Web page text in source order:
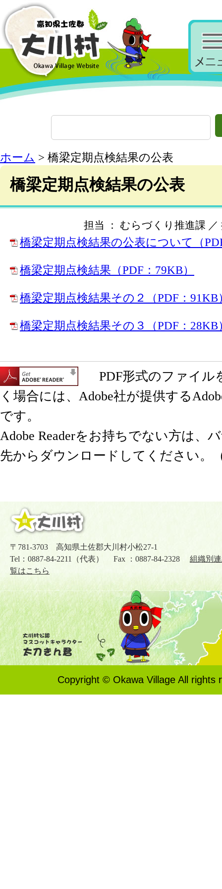
ホーム > 橋梁定期点検結果の公表
橋梁定期点検結果の公表
担当 ： むらづくり推進課 ／
橋梁定期点検結果の公表について（
橋梁定期点検結果（PDF：79KB）
橋梁定期点検結果その２（PDF：91KB
橋梁定期点検結果その３（PDF：28KB
PDF形式のファイル
く場合には、Adobe社が提供する
です。
Adobe Readerをお持ちでない方は、
先からダウンロードしてください。
〒781-3703 高知県土佐郡大川村小松27-1
Tel：0887-84-2211（代表） Fax ：0887-84-2328 組織別
覧はこちら
Copyright © Okawa Village All rights